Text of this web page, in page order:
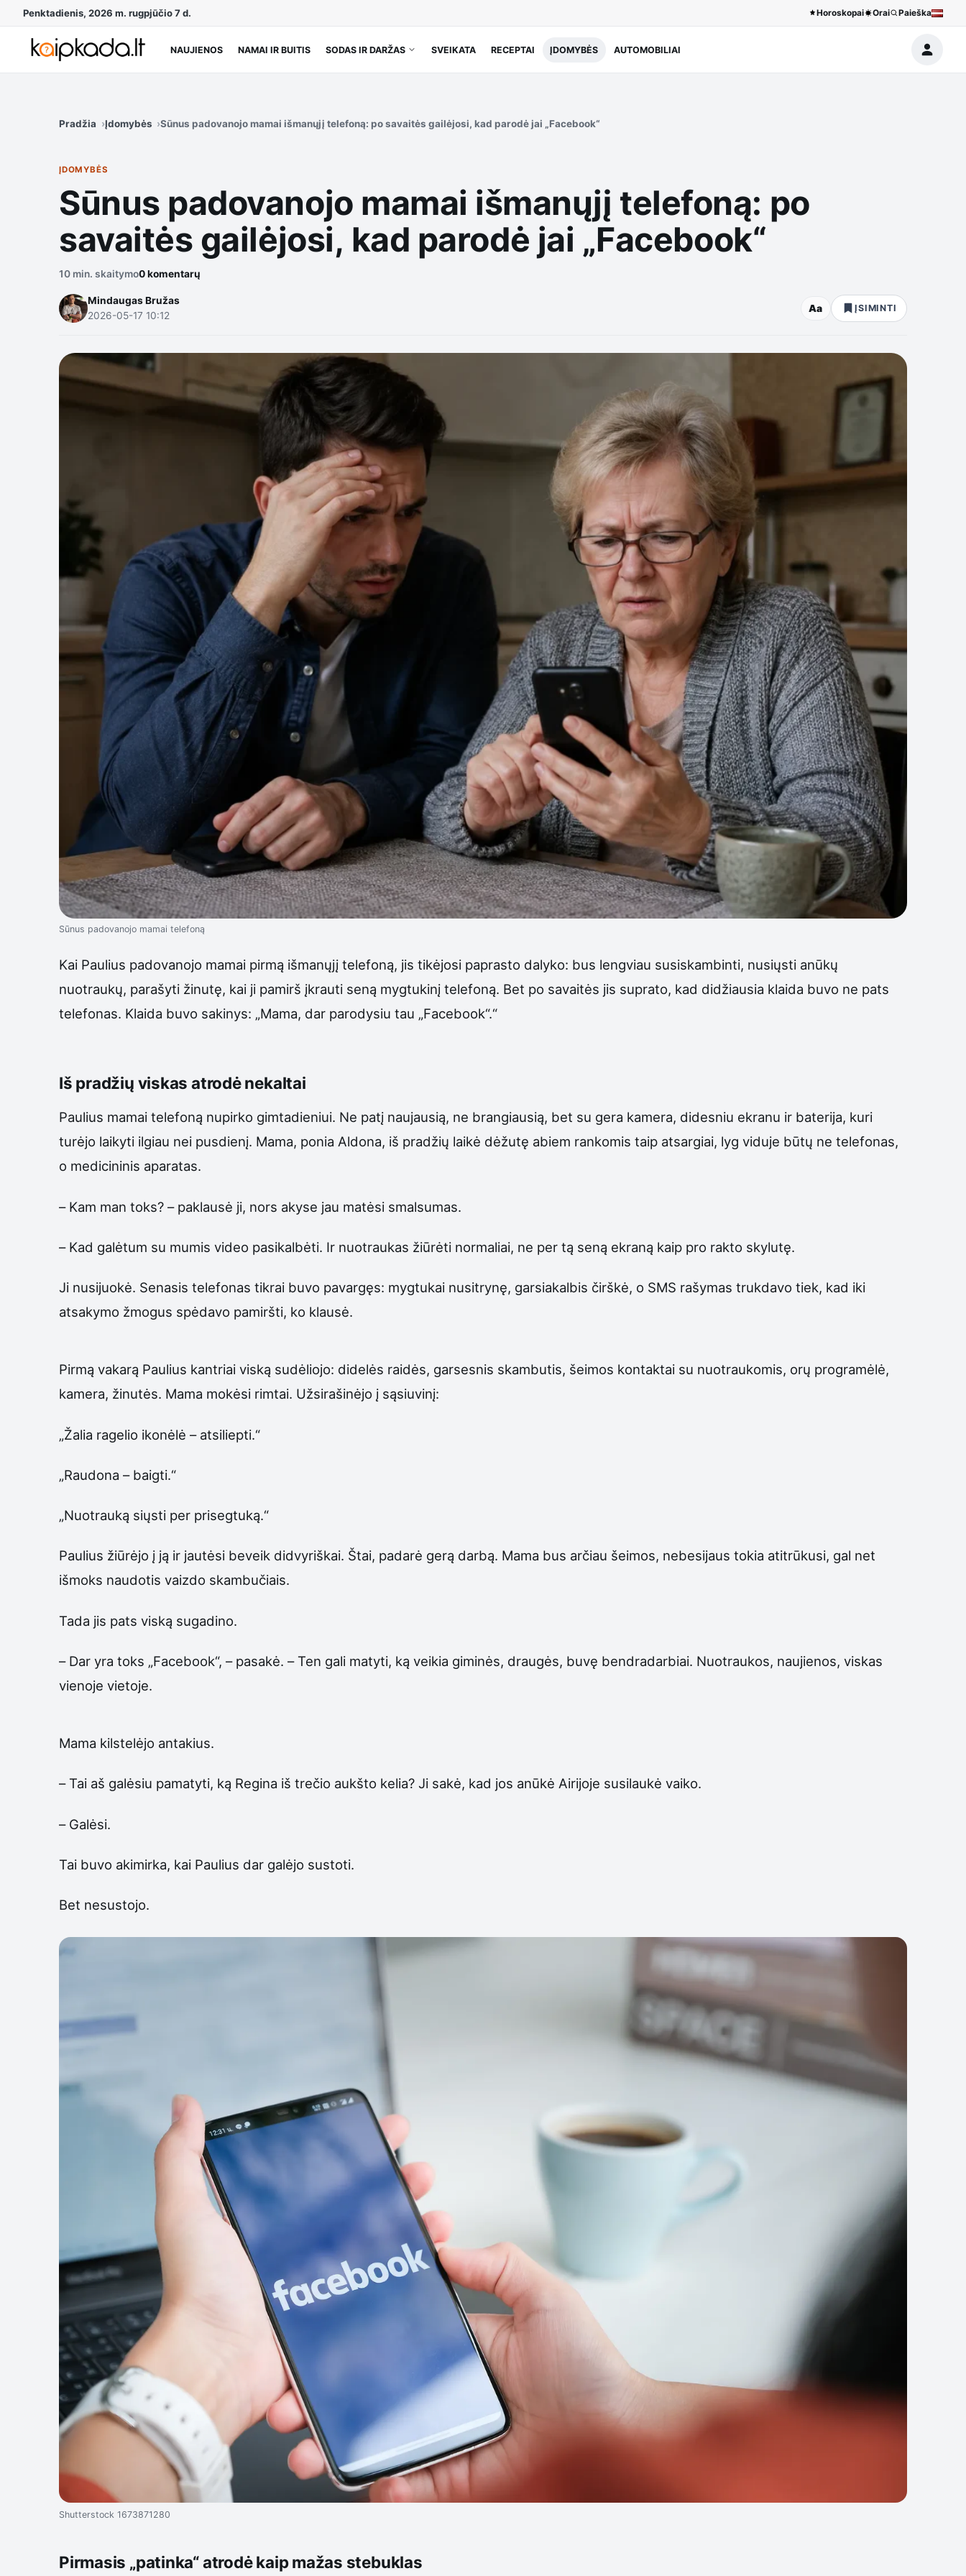
Penktadienis, 2026 m. rugpjūčio 7 d. Horoskopai Orai Paieška
NAUJIENOS NAMAI IR BUITIS SODAS IR DARŽAS SVEIKATA RECEPTAI ĮDOMYBĖS AUTOMOBILIAI
Pradžia Įdomybės Sūnus padovanojo mamai išmanųjį telefoną: po savaitės gailėjosi, kad parodė jai „Facebook“
ĮDOMYBĖS
Sūnus padovanojo mamai išmanųjį telefoną: po
savaitės gailėjosi, kad parodė jai „Facebook“
10 min. skaitymo0 komentarų
Mindaugas Bružas
2026-05-17 10:12
Aa ĮSIMINTI
Sūnus padovanojo mamai telefoną
Kai Paulius padovanojo mamai pirmą išmanųjį telefoną, jis tikėjosi paprasto dalyko: bus lengviau susiskambinti, nusiųsti anūkų
nuotraukų, parašyti žinutę, kai ji pamirš įkrauti seną mygtukinį telefoną. Bet po savaitės jis suprato, kad didžiausia klaida buvo ne pats
telefonas. Klaida buvo sakinys: „Mama, dar parodysiu tau „Facebook“.“
Iš pradžių viskas atrodė nekaltai
Paulius mamai telefoną nupirko gimtadieniui. Ne patį naujausią, ne brangiausią, bet su gera kamera, didesniu ekranu ir baterija, kuri
turėjo laikyti ilgiau nei pusdienį. Mama, ponia Aldona, iš pradžių laikė dėžutę abiem rankomis taip atsargiai, lyg viduje būtų ne telefonas,
o medicininis aparatas.
– Kam man toks? – paklausė ji, nors akyse jau matėsi smalsumas.
– Kad galėtum su mumis video pasikalbėti. Ir nuotraukas žiūrėti normaliai, ne per tą seną ekraną kaip pro rakto skylutę.
Ji nusijuokė. Senasis telefonas tikrai buvo pavargęs: mygtukai nusitrynę, garsiakalbis čirškė, o SMS rašymas trukdavo tiek, kad iki
atsakymo žmogus spėdavo pamiršti, ko klausė.
Pirmą vakarą Paulius kantriai viską sudėliojo: didelės raidės, garsesnis skambutis, šeimos kontaktai su nuotraukomis, orų programėlė,
kamera, žinutės. Mama mokėsi rimtai. Užsirašinėjo į sąsiuvinį:
„Žalia ragelio ikonėlė – atsiliepti.“
„Raudona – baigti.“
„Nuotrauką siųsti per prisegtuką.“
Paulius žiūrėjo į ją ir jautėsi beveik didvyriškai. Štai, padarė gerą darbą. Mama bus arčiau šeimos, nebesijaus tokia atitrūkusi, gal net
išmoks naudotis vaizdo skambučiais.
Tada jis pats viską sugadino.
– Dar yra toks „Facebook“, – pasakė. – Ten gali matyti, ką veikia giminės, draugės, buvę bendradarbiai. Nuotraukos, naujienos, viskas
vienoje vietoje.
Mama kilstelėjo antakius.
– Tai aš galėsiu pamatyti, ką Regina iš trečio aukšto kelia? Ji sakė, kad jos anūkė Airijoje susilaukė vaiko.
– Galėsi.
Tai buvo akimirka, kai Paulius dar galėjo sustoti.
Bet nesustojo.
Shutterstock 1673871280
Pirmasis „patinka“ atrodė kaip mažas stebuklas